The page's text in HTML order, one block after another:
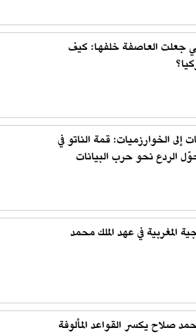
جعلت العاصفة خلفها: كيف
إلى الخوارزميات: قمة الناتو في
الردع نحو حرب البيانات
المغربية في عهد الملك محمد
صلاح يكسر القواعد المألوفة